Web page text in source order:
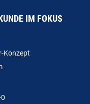
IM FOKUS
Konzept